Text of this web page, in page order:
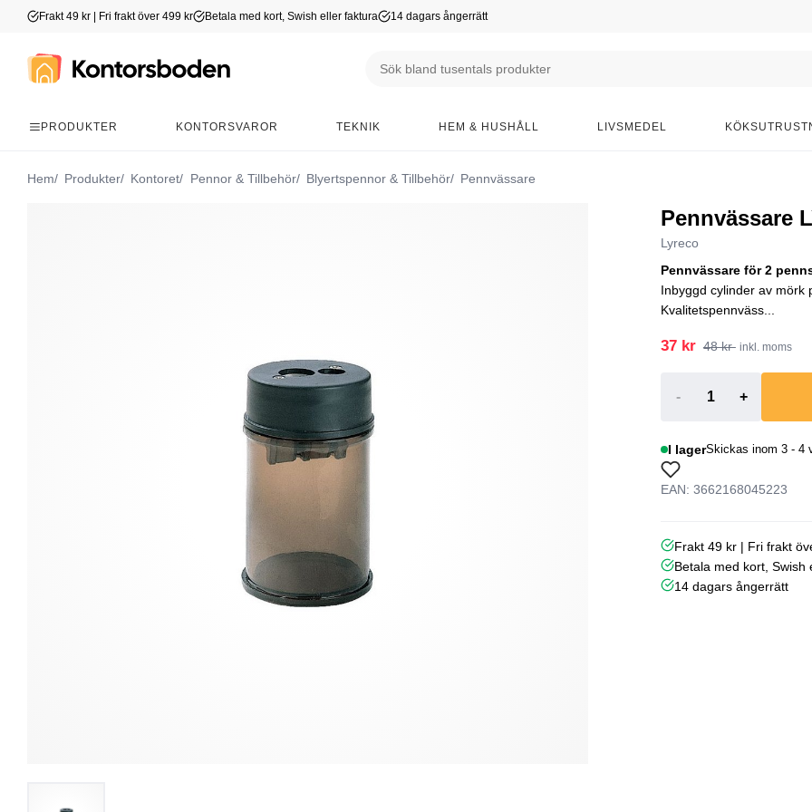
Frakt 49 kr | Fri frakt över 499 kr Betala med kort, Swish eller faktura 14 dagars ångerrätt
PRODUKTER KONTORSVAROR TEKNIK HEM & HUSHÅLL LIVSMEDEL
Hem Produkter Kontoret Pennor & Tillbehör Blyertspennor & Tillbehör Pennvässare
Pennvässare
Lyreco
Pennvässare för 2
Inbyggd cylinder av mörk
Kvalitetspennväss...
37 kr 48 kr inkl. moms
- +
I lagerSkickas inom 3 - 4
EAN: 3662168045223
Frakt 49 kr | Fri frakt
Betala med kort, Swish
14 dagars ångerrätt